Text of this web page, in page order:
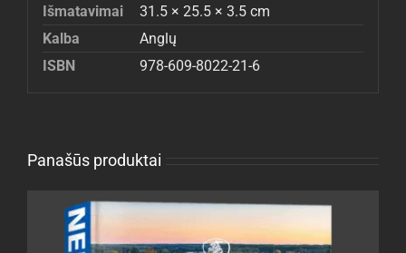
Išmatavimai
31.5 × 25.5 × 3.5 cm
Kalba
Anglų
ISBN
978-609-8022-21-6
Panašūs produktai